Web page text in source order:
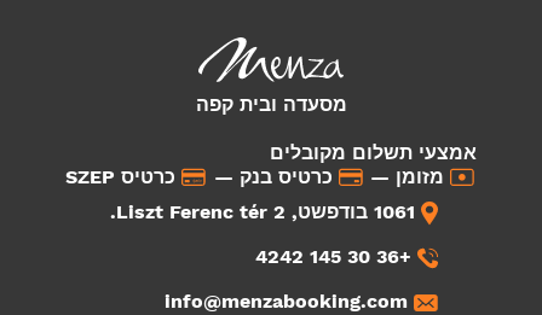
מסעדה ובית קפה
אמצעי תשלום מקובלים
מזומן —
כרטיס בנק —
כרטיס SZEP
1061 בודפשט, Liszt Ferenc tér 2.
+36 30 145 4242
info@menzabooking.com